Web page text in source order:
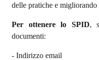
delle pratiche e
Per ottenere lo SPID,
documenti:
- Indirizzo email